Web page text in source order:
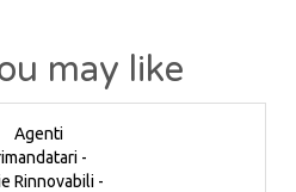
may like